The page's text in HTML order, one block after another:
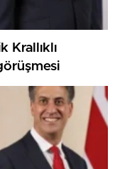
Krallıklı